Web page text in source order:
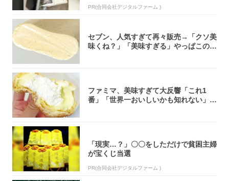
PR(合同会社デジタルファーム )
セブン、人気すぎて再々販売→「クソ美
味くね？」「美味すぎる」やっぱこのク
ファミマ、美味すぎて大反響「これ1
番」「世界一おいしいかも知れない」
「現実…？」〇〇をしただけで貧困主婦
が宝くじ当選
PR(合同会社デジタルファーム )